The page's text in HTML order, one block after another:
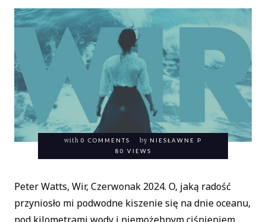
with 0 COMMENTS by NIESŁAWNE P
80 VIEWS
Peter Watts, Wir, Czerwonak 2024. O, jaką radość
przyniosło mi podwodne kiszenie się na dnie oceanu,